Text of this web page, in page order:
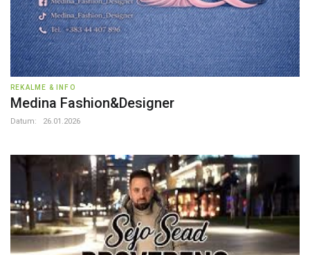
REKALME & INFO
Medina Fashion&Designer
Datum: 26.01.2026